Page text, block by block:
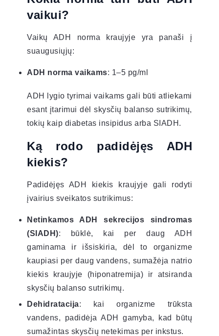
vaikui?
Vaikų ADH norma kraujyje yra panaši į
suaugusiųjų:
ADH norma vaikams: 1–5 pg/ml
ADH lygio tyrimai vaikams gali būti atliekami
esant įtarimui dėl skysčių balanso sutrikimų,
tokių kaip diabetas insipidus arba SIADH.
Ką rodo padidėjęs ADH
kiekis?
Padidėjęs ADH kiekis kraujyje gali rodyti
įvairius sveikatos sutrikimus:
Netinkamos ADH sekrecijos sindromas
(SIADH): būklė, kai per daug ADH
gaminama ir išsiskiria, dėl to organizme
kaupiasi per daug vandens, sumažėja natrio
kiekis kraujyje (hiponatremija) ir atsiranda
skysčių balanso sutrikimų.
Dehidratacija: kai organizme trūksta
vandens, padidėja ADH gamyba, kad būtų
sumažintas skysčių netekimas per inkstus.